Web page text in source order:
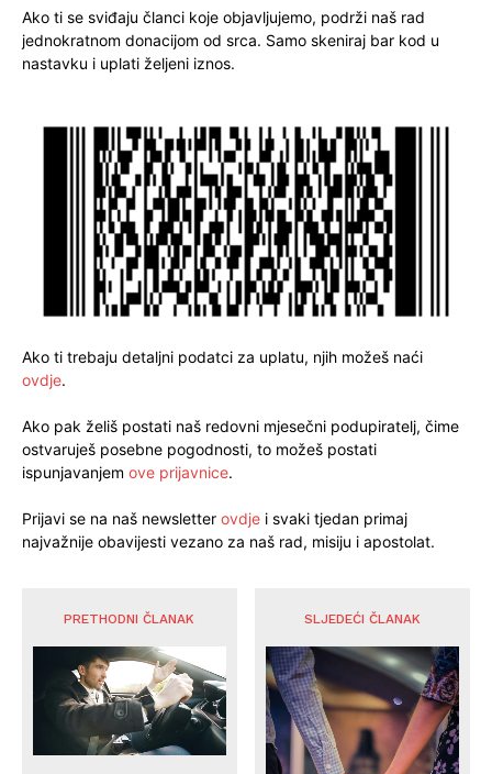
Ako ti se sviđaju članci koje objavljujemo, podrži naš rad
jednokratnom donacijom od srca. Samo skeniraj bar kod u
nastavku i uplati željeni iznos.
Ako ti trebaju detaljni podatci za uplatu, njih možeš naći
ovdje.
Ako pak želiš postati naš redovni mjesečni podupiratelj, čime
ostvaruješ posebne pogodnosti, to možeš postati
ispunjavanjem ove prijavnice.
Prijavi se na naš newsletter ovdje i svaki tjedan primaj
najvažnije obavijesti vezano za naš rad, misiju i apostolat.
PRETHODNI ČLANAK SLJEDEĆI ČLANAK